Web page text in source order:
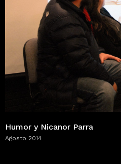
Humor y Nicanor Parra
Agosto 2014